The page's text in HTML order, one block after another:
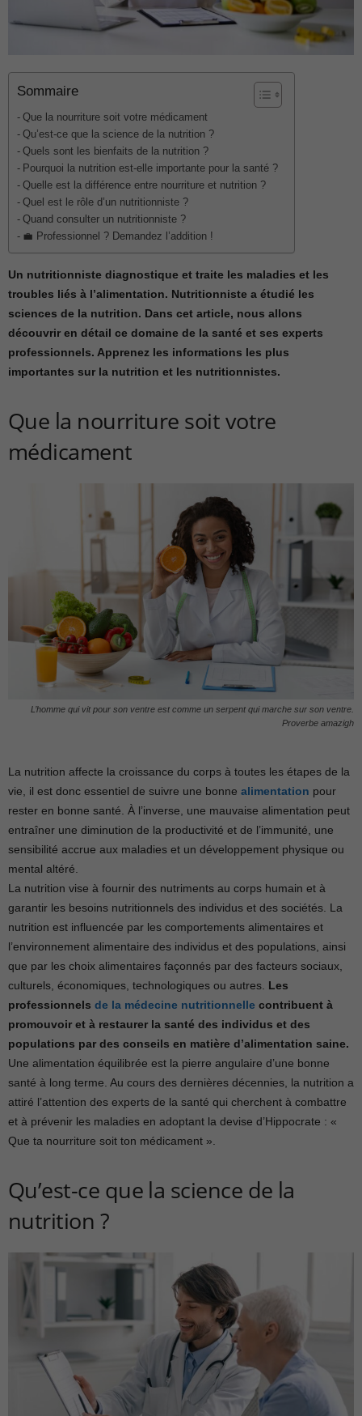
Sommaire
Que la nourriture soit votre médicament
Qu’est-ce que la science de la nutrition ?
Quels sont les bienfaits de la nutrition ?
Pourquoi la nutrition est-elle importante pour la santé ?
Quelle est la différence entre nourriture et nutrition ?
Quel est le rôle d’un nutritionniste ?
Quand consulter un nutritionniste ?
💼 Professionnel ? Demandez l’addition !
Un nutritionniste diagnostique et traite les maladies et les
troubles liés à l’alimentation. Nutritionniste a étudié les
sciences de la nutrition. Dans cet article, nous allons
découvrir en détail ce domaine de la santé et ses experts
professionnels. Apprenez les informations les plus
importantes sur la nutrition et les nutritionnistes.
Que la nourriture soit votre
médicament
L’homme qui vit pour son ventre est comme un serpent qui marche sur son ventre.
Proverbe amazigh
La nutrition affecte la croissance du corps à toutes les étapes de la
vie, il est donc essentiel de suivre une bonne alimentation pour
rester en bonne santé. À l’inverse, une mauvaise alimentation peut
entraîner une diminution de la productivité et de l’immunité, une
sensibilité accrue aux maladies et un développement physique ou
mental altéré.
La nutrition vise à fournir des nutriments au corps humain et à
garantir les besoins nutritionnels des individus et des sociétés. La
nutrition est influencée par les comportements alimentaires et
l’environnement alimentaire des individus et des populations, ainsi
que par les choix alimentaires façonnés par des facteurs sociaux,
culturels, économiques, technologiques ou autres. Les
professionnels de la médecine nutritionnelle contribuent à
promouvoir et à restaurer la santé des individus et des
populations par des conseils en matière d’alimentation saine.
Une alimentation équilibrée est la pierre angulaire d’une bonne
santé à long terme. Au cours des dernières décennies, la nutrition a
attiré l’attention des experts de la santé qui cherchent à combattre
et à prévenir les maladies en adoptant la devise d’Hippocrate : «
Que ta nourriture soit ton médicament ».
Qu’est-ce que la science de la
nutrition ?